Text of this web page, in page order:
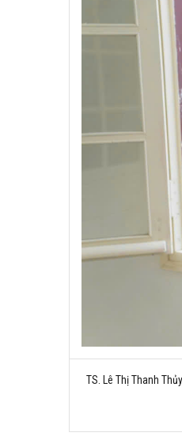
TS. Lê Thị Thanh